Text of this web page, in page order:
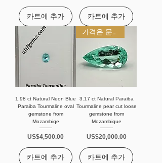
카트에 추가 카트에 추가
1.98 ct Natural Neon Blue
Paraiba Tourmaline oval
gemstone from
Mozambiqe
가격
US$4,500.00
카트에 추가
가격은 문의 바랍니다
3.17 ct Natural Paraiba
Tourmaline pear cut loose
gemstone from
Mozambique
가격
US$20,000.00
카트에 추가